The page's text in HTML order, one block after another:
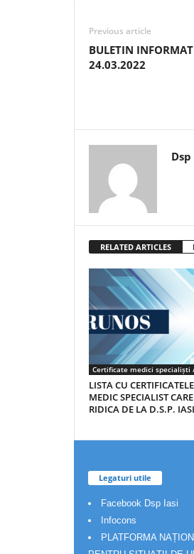
Previous article
BULETIN
24.03.2022
RELATED ARTICLES
Certificate medici specialiști
LISTA CU
MEDIC SPECIALIST
RIDICA DE LA D.S.P. IASI
Legaturi utile
Facebook Dsp Iasi
Infocons
PLATFORMA